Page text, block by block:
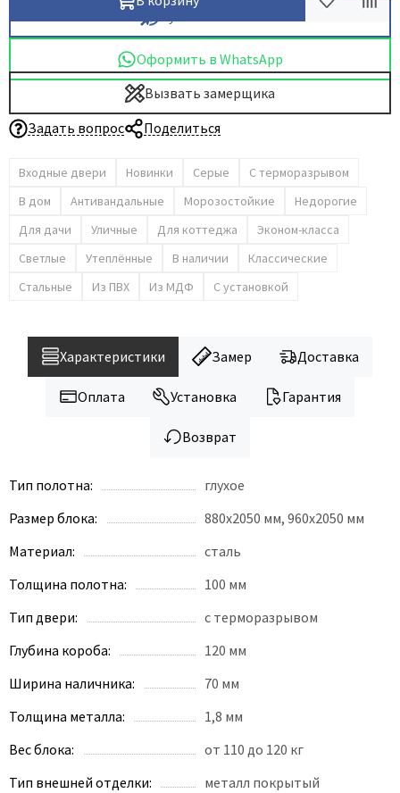
El Porta
Fimet
Fuaro
Hausdoors
HSU
Kapelli
Krona Koblenz
Legend
LiGa
Line Doors
Miksal
Ofram
Optima Porte
Oro - Oro
Philips
Porte Vista
Portika
Poseidon
Profil Doors
Оформить в WhatsApp
Вызвать замерщика
Задать вопрос
Поделиться
Входные двери Новинки Серые
С терморазрывом
В дом
Антивандальные Морозостойкие
Недорогие
Для дачи
Уличные Для коттеджа
Эконом-класса
Светлые
Утеплённые В наличии
Классические
Стальные
Из ПВХ Из МДФ С установкой
Характеристики Замер Доставка
Оплата Установка Гарантия
Возврат
Тип полотна:
глухое
Размер блока:
880x2050 мм, 960х2050 мм
Материал:
сталь
Толщина полотна:
100 мм
Тип двери:
с терморазрывом
Глубина короба:
120 мм
Ширина наличника:
70 мм
Толщина металла:
1,8 мм
Вес блока:
от 110 до 120 кг
Тип внешней отделки:
металл покрытый